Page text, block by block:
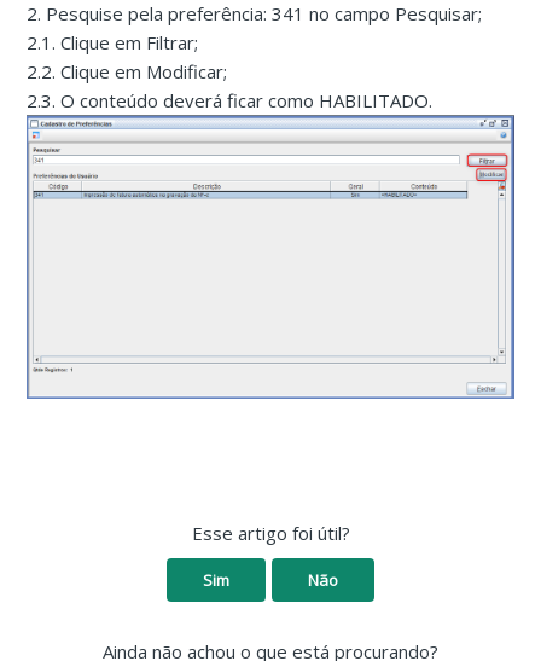
2. Pesquise pela preferência: 341 no campo Pesquisar;
2.1. Clique em Filtrar;
2.2. Clique em Modificar;
2.3. O conteúdo deverá ficar como HABILITADO.
Esse artigo foi útil?
Sim Não
Ainda não achou o que está procurando?